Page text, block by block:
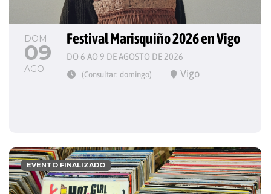
DOM
09
AGO
Festival Marisquiño 2026 en Vigo
DO 6 AO 9 DE AGOSTO DE 2026
(Consultar: domingo) Vigo
EVENTO FINALIZADO